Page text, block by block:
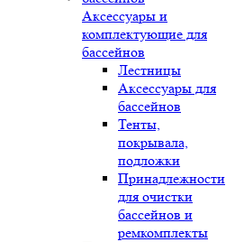
Аксессуары и
комплектующие для
бассейнов
Лестницы
Аксессуары для
бассейнов
Тенты,
покрывала,
подложки
Принадлежности
для очистки
бассейнов и
ремкомплекты